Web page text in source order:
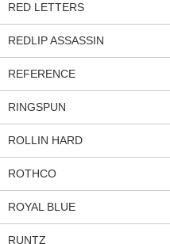
RED LETTERS
REDLIP ASSASSIN
REFERENCE
RINGSPUN
ROLLIN HARD
ROTHCO
ROYAL BLUE
RUNTZ